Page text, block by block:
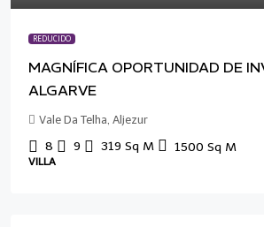
REDUCIDO
MAGNÍFICA OPORTUNIDAD DE
ALGARVE
Vale Da Telha, Aljezur
8 9 319 Sq M 1500 Sq M
VILLA